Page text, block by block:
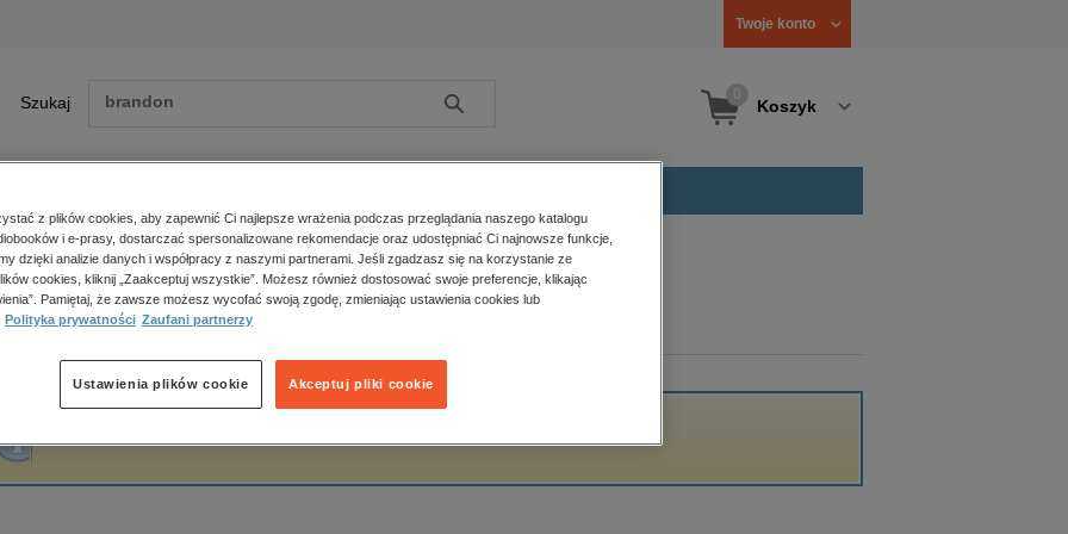
Twoje konto
Szukaj Szukaj Koszyk
Zobacz wszystkie E-prasa
polityka, społeczno-informacyjne
psychologiczne
popularno-naukowe
historia
główna Agnieszka Postrzygacz
Postrzygacz
z plików cookies, aby zapewnić Ci najlepsze wrażenia podczas przeglądania naszego katalogu
i e-prasy, dostarczać spersonalizowane rekomendacje oraz udostępniać Ci najnowsze funkcje,
dzięki analizie danych i współpracy z naszymi partnerami. Jeśli zgadzasz się na korzystanie ze
cookies, kliknij „Zaakceptuj wszystkie”. Możesz również dostosować swoje preferencje, klikając
Pamiętaj, że zawsze możesz wycofać swoją zgodę, zmieniając ustawienia cookies lub
Polityka prywatności Zaufani partnerzy
Akceptuj pliki cookie
Ustawienia plików cookie